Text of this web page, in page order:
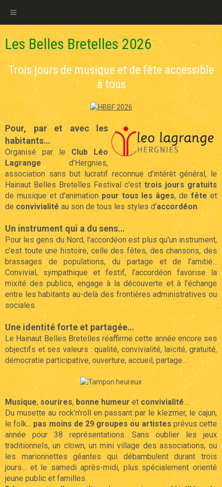
Les Belles Bretelles 2026
Trois jours de musique et de fête accessible
à tous
Pour, par et avec les
habitants…
Organisé par leClub Léo
Lagranged'Hergnies,
association sans but lucratif reconnue d'intérêt général, le
Hainaut Belles Bretelles Festival c'esttrois jours gratuits
de musique et d'animationpour tous les âges, defêteet
deconvivialitéau son de tous les styles d'accordéon.
Un instrument qui a du sens…
Pour les gens du Nord, l'accordéon est plus qu'un instrument,
c'est toute une histoire, celle des fêtes, des chansons, des
brassages de populations, du partage et de l'amitié...
Convivial, sympathique et festif, l’accordéon favorise la
mixité des publics, engage à la découverte et à l’échange
entre les habitants au-delà des frontières administratives ou
sociales.
Une identité forte et partagée…
Le Hainaut Belles Bretelles réaffirme cette année encore ses
objectifs et ses valeurs : qualité, convivialité, laïcité, gratuité,
démocratie participative, ouverture, accueil, partage…
Musique,sourires,bonne humeur etconvivialité…
Du musette au rock’n’roll en passant par le klezmer, le cajun,
le folk... pas moins de 29 groupes ou artistesprévus cette
année pour 38 représentations. Sans oublier les jeux
traditionnels, un clown, un mini village des associations, ou
les marionnettes géantes qui débambulent durant trois
jours...et le samedi après-midi, plus spécialement orienté
jeune public et familles.